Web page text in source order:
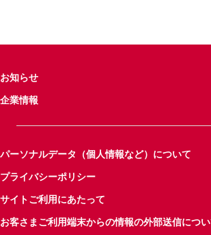
お知らせ
企業情報
パーソナルデータ（個人情報など）について
プライバシーポリシー
サイトご利用にあたって
お客さまご利用端末からの情報の外部送信につ